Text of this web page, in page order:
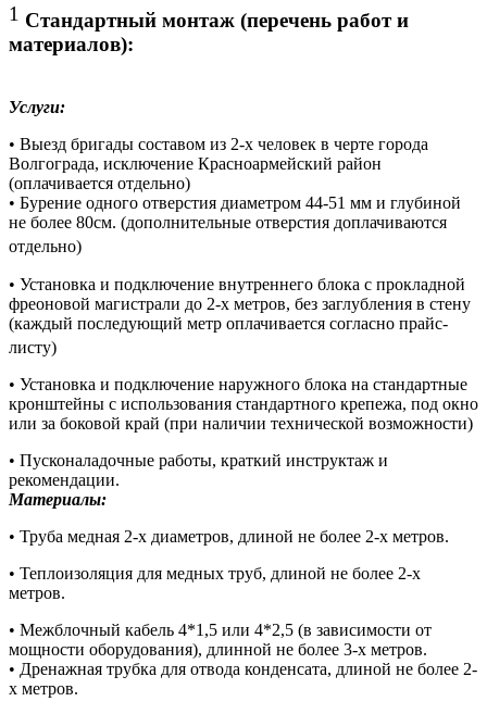
1 Стандартный монтаж (перечень работ и
материалов):
Услуги:
• Выезд бригады составом из 2-х человек в черте города
Волгограда, исключение Красноармейский район
(оплачивается отдельно)
• Бурение одного отверстия диаметром 44-51 мм и глубиной
не более 80см. (дополнительные отверстия доплачиваются
отдельно)
• Установка и подключение внутреннего блока с прокладной
фреоновой магистрали до 2-х метров, без заглубления в стену
(каждый последующий метр оплачивается согласно прайс-
листу)
• Установка и подключение наружного блока на стандартные
кронштейны с использования стандартного крепежа, под окно
или за боковой край (при наличии технической возможности)
• Пусконаладочные работы, краткий инструктаж и
рекомендации.
Материалы:
• Труба медная 2-х диаметров, длиной не более 2-х метров.
• Теплоизоляция для медных труб, длиной не более 2-х
метров.
• Межблочный кабель 4*1,5 или 4*2,5 (в зависимости от
мощности оборудования), длинной не более 3-х метров.
• Дренажная трубка для отвода конденсата, длиной не более 2-
х метров.